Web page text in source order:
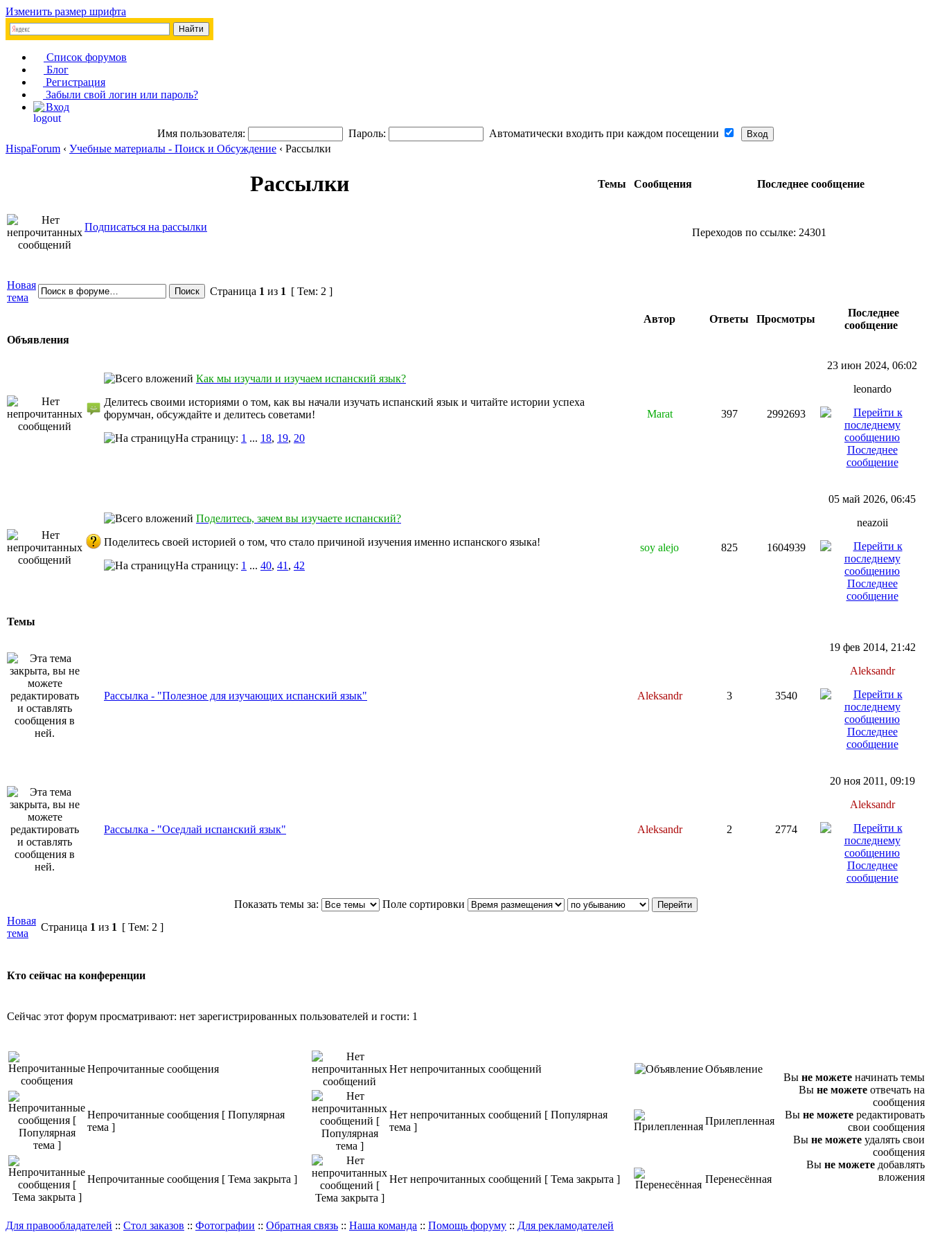
Изменить размер шрифта
Список форумов
Блог
Регистрация
Забыли свой логин или пароль?
Вход
Имя пользователя: Пароль:
Автоматически входить при каждом посещении
HispaForum ‹ Учебные материалы - Поиск и Обсуждение ‹ Рассылки
Рассылки Темы Сообщения Последнее сообщение
Подписаться на рассылки Переходов по ссылке: 24301
Новая
тема
Страница 1 из 1 [ Тем: 2 ]
Автор Ответы Просмотры
Последнее
сообщение
Объявления
Как мы изучали и изучаем испанский язык?
Делитесь своими историями о том, как вы начали изучать испанский язык и читайте истории успеха
форумчан, обсуждайте и делитесь советами!
На страницу: 1 ... 18, 19, 20
Marat 397 2992693
23 июн 2024, 06:02
leonardo
Последнее
сообщение
Поделитесь, зачем вы изучаете испанский?
Поделитесь своей историей о том, что стало причиной изучения именно испанского языка!
На страницу: 1 ... 40, 41 , 42
soy alejo 825 1604939
05 май 2026, 06:45
neazoii
Последнее
сообщение
Темы
Рассылка - "Полезное для изучающих испанский язык" Aleksandr 3 3540
19 фев 2014, 21:42
Aleksandr
Последнее
сообщение
Рассылка - "Оседлай испанский язык" Aleksandr 2 2774
20 ноя 2011, 09:19
Aleksandr
Последнее
сообщение
Показать темы за:
Поле сортировки
Новая
тема
Страница 1 из 1 [ Тем: 2 ]
Кто сейчас на конференции
Сейчас этот форум просматривают: нет зарегистрированных пользователей и гости: 1
Непрочитанные сообщения Нет непрочитанных сообщений Объявление
Непрочитанные сообщения [ Популярная
тема ]
Нет непрочитанных сообщений [ Популярная
тема ]
Прилепленная
Непрочитанные сообщения [ Тема закрыта ] Нет непрочитанных сообщений [ Тема закрыта ] Перенесённая
Вы не можете начинать темы
Вы не можете отвечать на
сообщения
Вы не можете редактировать
свои сообщения
Вы не можете удалять свои
сообщения
Вы не можете добавлять
вложения
Для правообладателей :: Стол заказов :: Фотографии :: Обратная связь :: Наша команда :: Помощь форуму :: Для рекламодателей